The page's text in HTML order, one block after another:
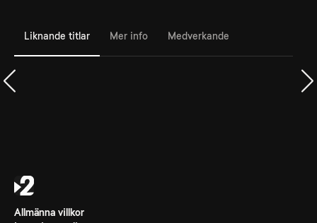
Liknande titlar Mer info Medverkande
Allmänna villkor